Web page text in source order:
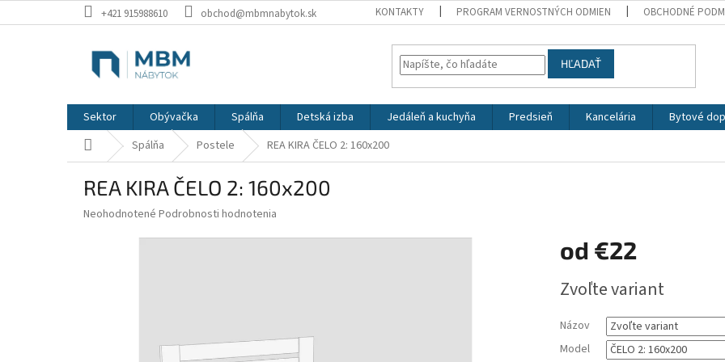
na
+421 915988610 obchod@mbmnabytok.sk KONTAKTY PROGRAM VERNOSTNÝCH ODMIEN OBCHODNÉ
HĽADAŤ
Sektor Obývačka Spálňa Detská izba Jedáleň a kuchyňa Predsieň Kancelária Bytové
DomovSpálňa Postele REA KIRA ČELO 2: 160x200
REA KIRA ČELO 2: 160x200
Priemerné
Neohodnotené Podrobnosti hodnotenia
od €22
cena:
Zvoľte variant
Názov
Model